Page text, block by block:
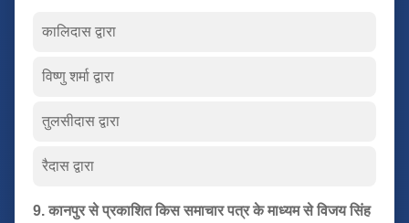
कालिदास द्वारा
विष्णु शर्मा द्वारा
तुलसीदास द्वारा
रैदास द्वारा
9. कानपुर से प्रकाशित किस समाचार पत्र के माध्यम से विजय सिंह